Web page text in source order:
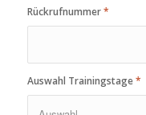
Rückrufnummer*
Auswahl Trainingstage*